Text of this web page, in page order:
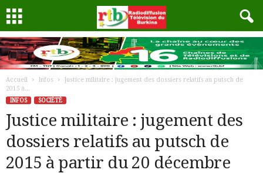
Accueil Infos
Justice militaire : jugement des dossiers relatifs au putsch de
2015 à...
INFOS
SOCIÉTÉ
Justice militaire : jugement des
dossiers relatifs au putsch de
2015 à partir du 20 décembre